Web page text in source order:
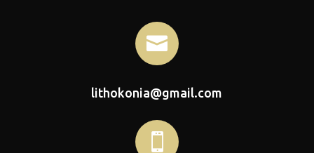

lithokonia@gmail.com
